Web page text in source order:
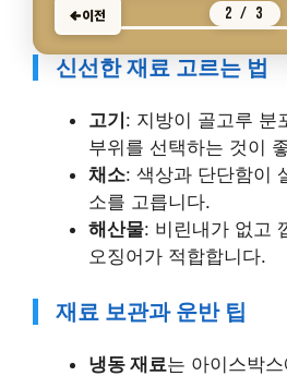
이전 2 / 3
신선한 재료 고르는 법
고기 : 지방이 골고루 분
부위를 선택하는 것이
채소: 색상과 단단함이
소를 고릅니다.
해산물: 비린내가 없고
오징어가 적합합니다.
재료 보관과 운반 팁
냉동 재료는 아이스박